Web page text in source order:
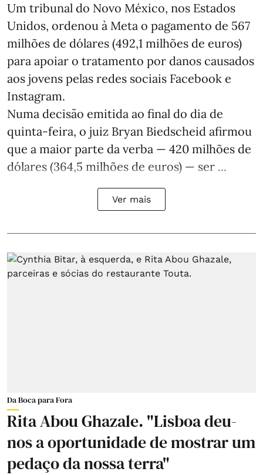
Um tribunal do Novo México, nos Estados
Unidos, ordenou à Meta o pagamento de 567
milhões de dólares (492,1 milhões de euros)
para apoiar o tratamento por danos causados
aos jovens pelas redes sociais Facebook e
Instagram.
Numa decisão emitida ao final do dia de
quinta-feira, o juiz Bryan Biedscheid afirmou
que a maior parte da verba — 420 milhões de
dólares (364,5 milhões de euros) — ser ...
Ver mais
Da Boca para Fora
Rita Abou Ghazale. "Lisboa deu-
nos a oportunidade de mostrar um
pedaço da nossa terra"